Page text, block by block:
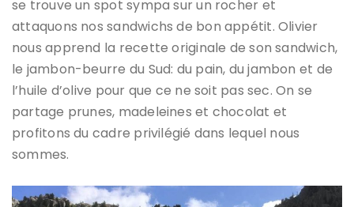
se trouve un spot sympa sur un rocher et
attaquons nos sandwichs de bon appétit. Olivier
nous apprend la recette originale de son sandwich,
le jambon-beurre du Sud: du pain, du jambon et de
l’huile d’olive pour que ce ne soit pas sec. On se
partage prunes, madeleines et chocolat et
profitons du cadre privilégié dans lequel nous
sommes.